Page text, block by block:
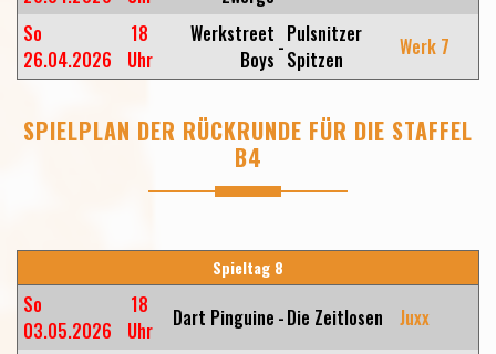
So
26.04.2026
18
Uhr
Werkstreet
Boys -Pulsnitzer
Spitzen
Werk 7
SPIELPLAN DER RÜCKRUNDE FÜR DIE STAFFEL
B4
Spieltag 8
So
03.05.2026
18
Uhr
Dart Pinguine -Die Zeitlosen
Juxx